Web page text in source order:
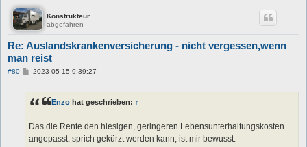
Konstrukteur
abgefahren
Re: Auslandskrankenversicherung - nicht vergessen,wenn
man reist
#80
B
r
2023-05-15 9:39:27
Enzo hat geschrieben: ↑
Das die Rente den hiesigen, geringeren Lebensunterhaltungskosten
angepasst, sprich gekürzt werden kann, ist mir bewusst.